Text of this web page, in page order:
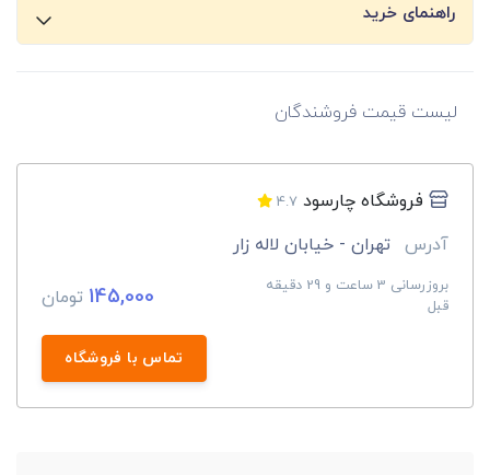
راهنمای خرید
لیست قیمت فروشندگان
فروشگاه چارسود 4.7
آدرس تهران - خیابان لاله زار
بروزرسانی 3 ساعت و 29 دقیقه
قبل
145,000 تومان
تماس با فروشگاه